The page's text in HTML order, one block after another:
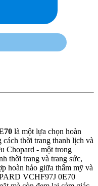
là một lựa chọn hoàn
cách thời trang thanh lịch và
Chopard - một trong
thời trang và trang sức,
hoàn hảo giữa thẩm mỹ và
VCHF97J 0E70